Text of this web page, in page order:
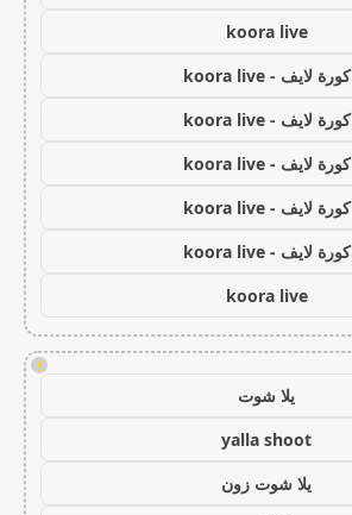
koora live
كورة لايف - koora live
كورة لايف - koora live
كورة لايف - koora live
كورة لايف - koora live
كورة لايف - koora live
koora live
!
يلا شوت
yalla shoot
يلا شوت زون